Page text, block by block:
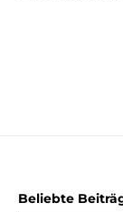
Beliebte